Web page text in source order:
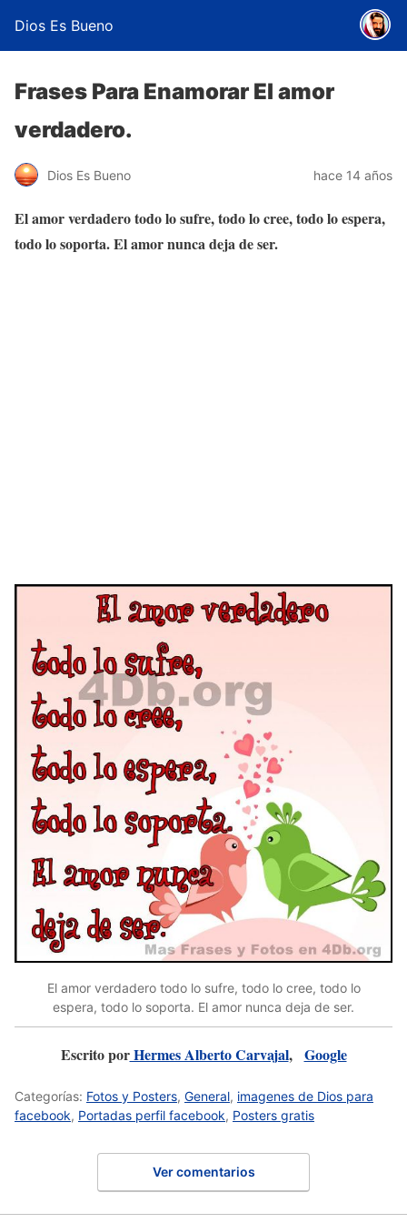
Dios Es Bueno
Frases Para Enamorar El amor
verdadero.
Dios Es Bueno hace 14 años
El amor verdadero todo lo sufre, todo lo cree, todo lo espera,
todo lo soporta. El amor nunca deja de ser.
El amor verdadero todo lo sufre, todo lo cree, todo lo
espera, todo lo soporta. El amor nunca deja de ser.
Escrito porHermes Alberto Carvajal, Google
Categorías: Fotos y Posters, General, imagenes de Dios para
facebook, Portadas perfil facebook, Posters gratis
Ver comentarios